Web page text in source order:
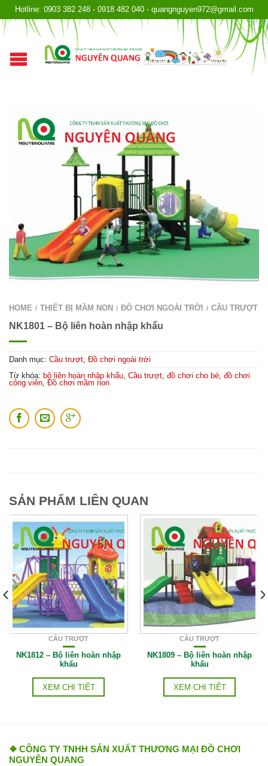
Hotline: 0903 382 248 - 0918 482 040 - quangnguyen972@gmail.com
HOME / THIẾT BỊ MẦM NON / ĐỒ CHƠI NGOÀI TRỜI / CẦU TRƯỢT
NK1801 – Bộ liên hoàn nhập khẩu
Danh mục: Cầu trượt, Đồ chơi ngoài trời
Từ khóa: bộ liên hoàn nhập khẩu, Cầu trượt, đồ chơi cho bé, đồ chơi
công viên, Đồ chơi mầm non
SẢN PHẨM LIÊN QUAN
CẦU TRƯỢT
NK1812 – Bộ liên hoàn nhập
khẩu
XEM CHI TIẾT
CẦU TRƯỢT
NK1809 – Bộ liên hoàn nhập
khẩu
XEM CHI TIẾT
❖ CÔNG TY TNHH SẢN XUẤT THƯƠNG MẠI ĐỒ CHƠI
NGUYÊN QUANG